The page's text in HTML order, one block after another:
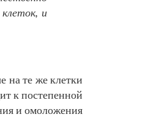
и
на те же клетки
к постепенной
и омоложения